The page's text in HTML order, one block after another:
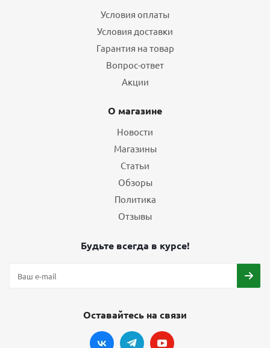
Условия оплаты
Условия доставки
Гарантия на товар
Вопрос-ответ
Акции
О магазине
Новости
Магазины
Статьи
Обзоры
Политика
Отзывы
Будьте всегда в курсе!
Оставайтесь на связи